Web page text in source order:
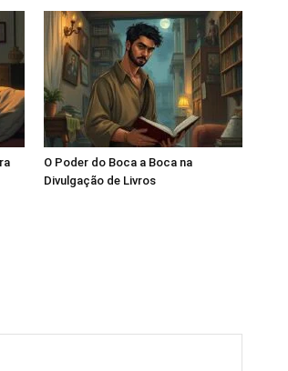
O Poder do Boca a Boca na
Divulgação de Livros